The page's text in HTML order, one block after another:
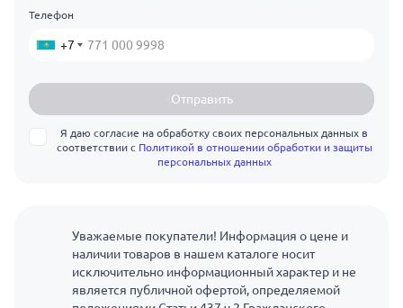
Телефон
+7
Отправить
Я даю согласие на обработку своих персональных данных в
соответствии с Политикой в отношении обработки и защиты
персональных данных
Уважаемые покупатели! Информация о цене и
наличии товаров в нашем каталоге носит
исключительно информационный характер и не
является публичной офертой, определяемой